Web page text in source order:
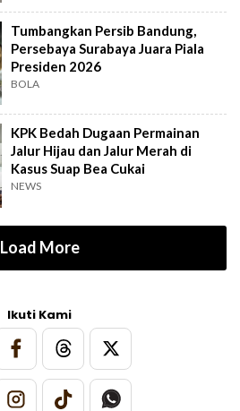
Tumbangkan Persib Bandung,
Persebaya Surabaya Juara Piala
Presiden 2026
BOLA
KPK Bedah Dugaan Permainan
Jalur Hijau dan Jalur Merah di
Kasus Suap Bea Cukai
NEWS
Load More
Ikuti Kami